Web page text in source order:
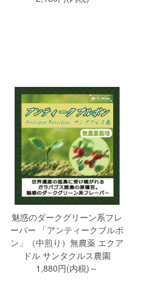
魅惑のダークグリーン系フレ
ーバー 「アンティークブルボ
ン」（中煎り）無農薬 エクア
ドル サンタクルス農園
1,880円(内税)～